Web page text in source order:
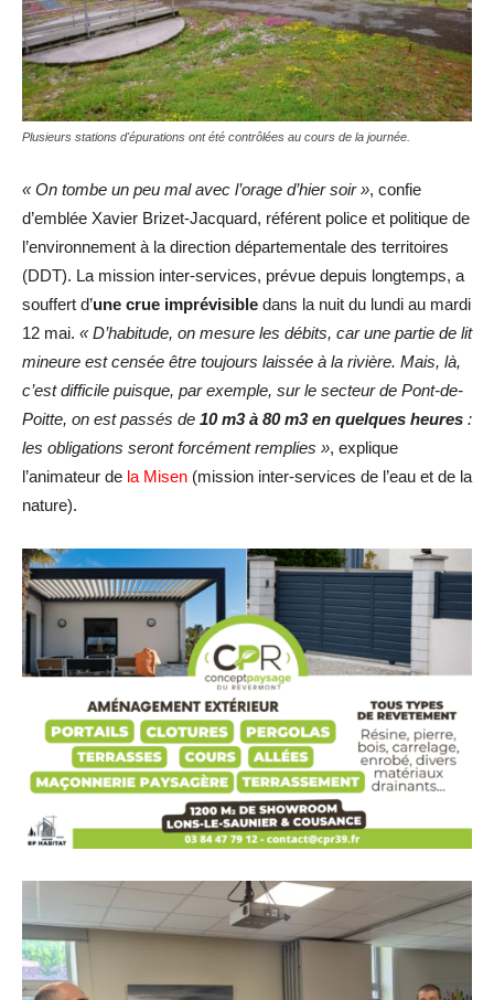
Plusieurs stations d'épurations ont été contrôlées au cours de la journée.
« On tombe un peu mal avec l’orage d’hier soir », confie
d’emblée Xavier Brizet-Jacquard, référent police et politique de
l’environnement à la direction départementale des territoires
(DDT). La mission inter-services, prévue depuis longtemps, a
souffert d’une crue imprévisible dans la nuit du lundi au mardi
12 mai. « D’habitude, on mesure les débits, car une partie de lit
mineure est censée être toujours laissée à la rivière. Mais, là,
c’est difficile puisque, par exemple, sur le secteur de Pont-de-
Poitte, on est passés de 10 m3 à 80 m3 en quelques heures :
les obligations seront forcément remplies », explique
l’animateur de la Misen (mission inter-services de l’eau et de la
nature).